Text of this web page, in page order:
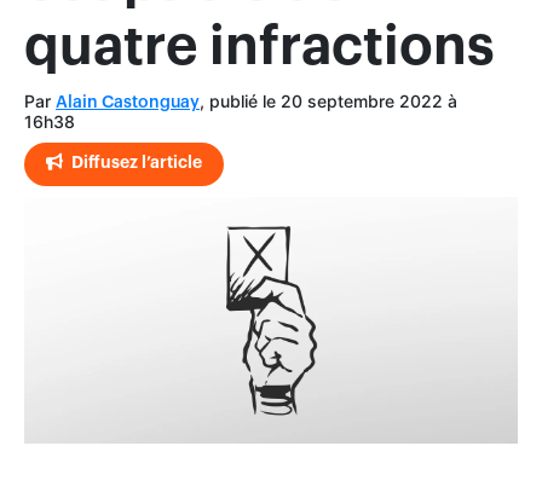
quatre infractions
Par Alain Castonguay, publié le 20 septembre 2022 à
16h38
Diffusez l’article